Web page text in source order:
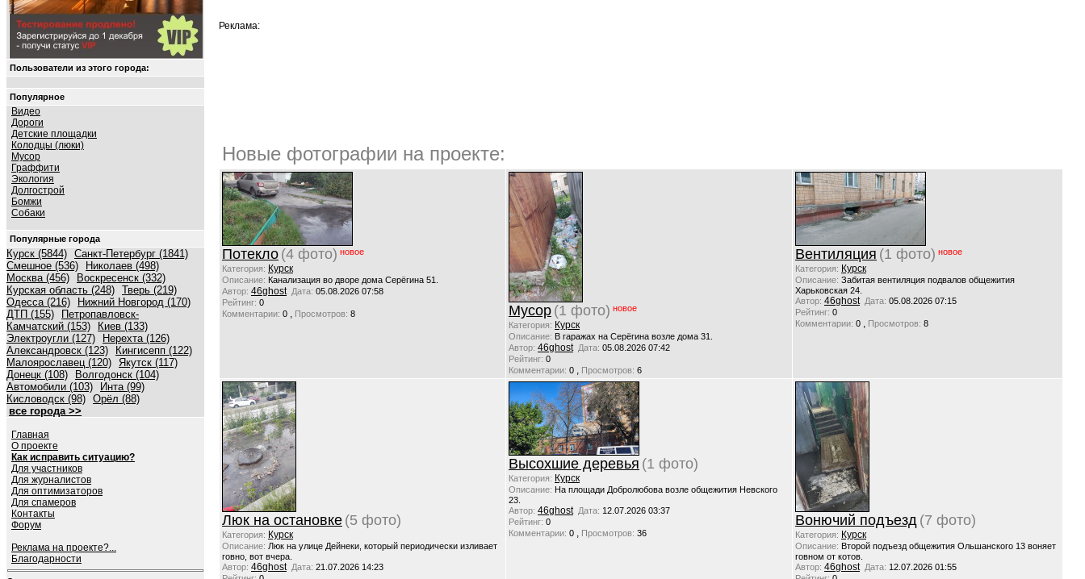
Пользователи из этого города:
Популярное
Видео
Дороги
Детские площадки
Колодцы (люки)
Мусор
Граффити
Экология
Долгострой
Бомжи
Собаки
Популярные города
Курск (5844) Санкт-Петербург (1841)
Смешное (536)
Николаев (498)
Москва (456)
Воскресенск (332)
Курская область (248) Тверь (219)
Одесса (216)
Нижний Новгород (170)
ДТП (155)
Петропавловск-
Камчатский (153)
Киев (133)
Электроугли (127)
Нерехта (126)
Александровск (123)
Кингисепп (122)
Малоярославец (120) Якутск (117)
Донецк (108)
Волгодонск (104)
Автомобили (103)
Инта (99)
Кисловодск (98) Орёл (88)
все города >>
Главная
О проекте
Как исправить ситуацию?
Для участников
Для журналистов
Для оптимизаторов
Для спамеров
Контакты
Форум
Реклама на проекте?...
Благодарности
Реклама:
Новые фотографии на проекте:
Потекло (4 фото) новое
Категория: Курск
Описание: Канализация во дворе дома Серёгина 51.
Автор: 46ghost Дата: 05.08.2026 07:58
Рейтинг: 0
Комментарии: 0 , Просмотров: 8 Мусор (1 фото) новое
Категория: Курск
Описание: В гаражах на Серёгина возле дома 31.
Автор: 46ghost Дата: 05.08.2026 07:42
Рейтинг: 0
Комментарии: 0 , Просмотров: 6
Вентиляция (1 фото) новое
Категория: Курск
Описание: Забитая вентиляция подвалов общежития
Харьковская 24.
Автор: 46ghost Дата: 05.08.2026 07:15
Рейтинг: 0
Комментарии: 0 , Просмотров: 8
Люк на остановке (5 фото)
Категория: Курск
Описание: Люк на улице Дейнеки, который периодически изливает
говно, вот вчера.
Автор: 46ghost Дата: 21.07.2026 14:23
Высохшие деревья (1 фото)
Категория: Курск
Описание: На площади Добролюбова возле общежития Невского
23.
Автор: 46ghost Дата: 12.07.2026 03:37
Рейтинг: 0
Комментарии: 0 , Просмотров: 36
Вонючий подъезд (7 фото)
Категория: Курск
Описание: Второй подъезд общежития Ольшанского 13 воняет
говном от котов.
Автор: 46ghost Дата: 12.07.2026 01:55